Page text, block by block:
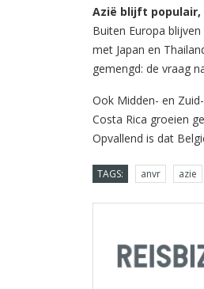
Azië blijft
Buiten Europa
met Japan en
gemengd: de vraag
Ook Midden- en
Costa Rica groeien
Opvallend is dat
TAGS: anvr azie